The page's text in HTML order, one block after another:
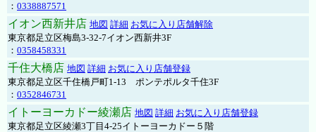
： 0338887571
イオン西新井店 地図 詳細 お気に入り店舗解除
東京都足立区梅島3-32-7イオン西新井3F
： 0358458331
千住大橋店 地図 詳細 お気に入り店舗登録
東京都足立区千住橋戸町1-13 ポンテポルタ千住3F
： 0352846731
イトーヨーカドー綾瀬店 地図 詳細 お気に入り店舗登録
東京都足立区綾瀬3丁目4-25イトーヨーカドー５階